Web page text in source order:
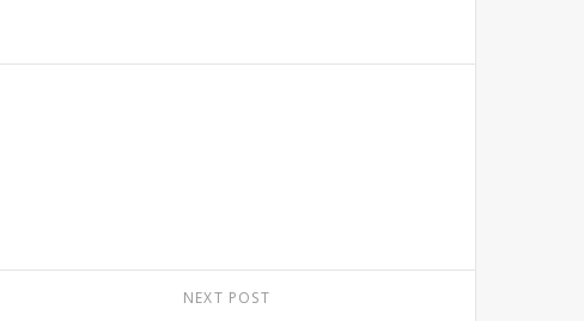
NEXT POST